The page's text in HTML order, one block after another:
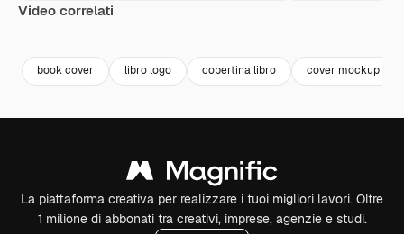
Video correlati
book cover libro logo copertina libro cover mockup
La piattaforma creativa per realizzare i tuoi migliori lavori. Oltre
1 milione di abbonati tra creativi, imprese, agenzie e studi.